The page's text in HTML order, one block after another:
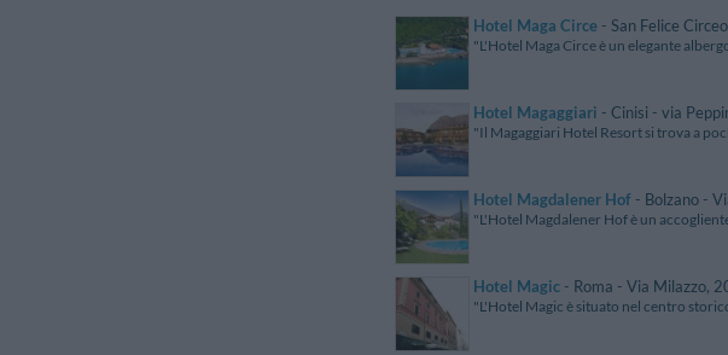
Hotel Maga Circe - San Felice
"L'Hotel Maga Circe è un elegante
Hotel Magaggiari - Cinisi - via
"Il Magaggiari Hotel Resort si trova a
Hotel Magdalener Hof - Bolzano -
"L'Hotel Magdalener Hof è un
Hotel Magic - Roma - Via Milazzo,
"L'Hotel Magic è situato nel centro